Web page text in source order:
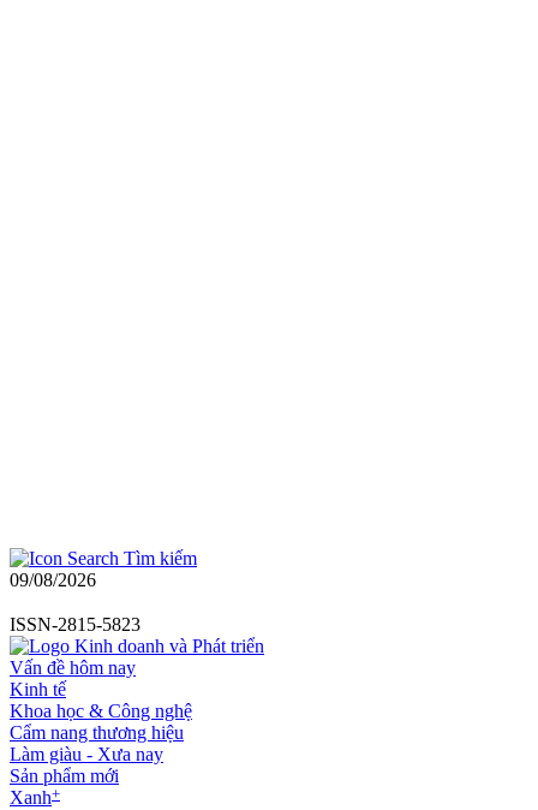
Tìm kiếm
09/08/2026
ISSN-2815-5823
Vấn đề hôm nay
Kinh tế
Khoa học & Công nghệ
Cẩm nang thương hiệu
Làm giàu - Xưa nay
Sản phẩm mới
Xanh+